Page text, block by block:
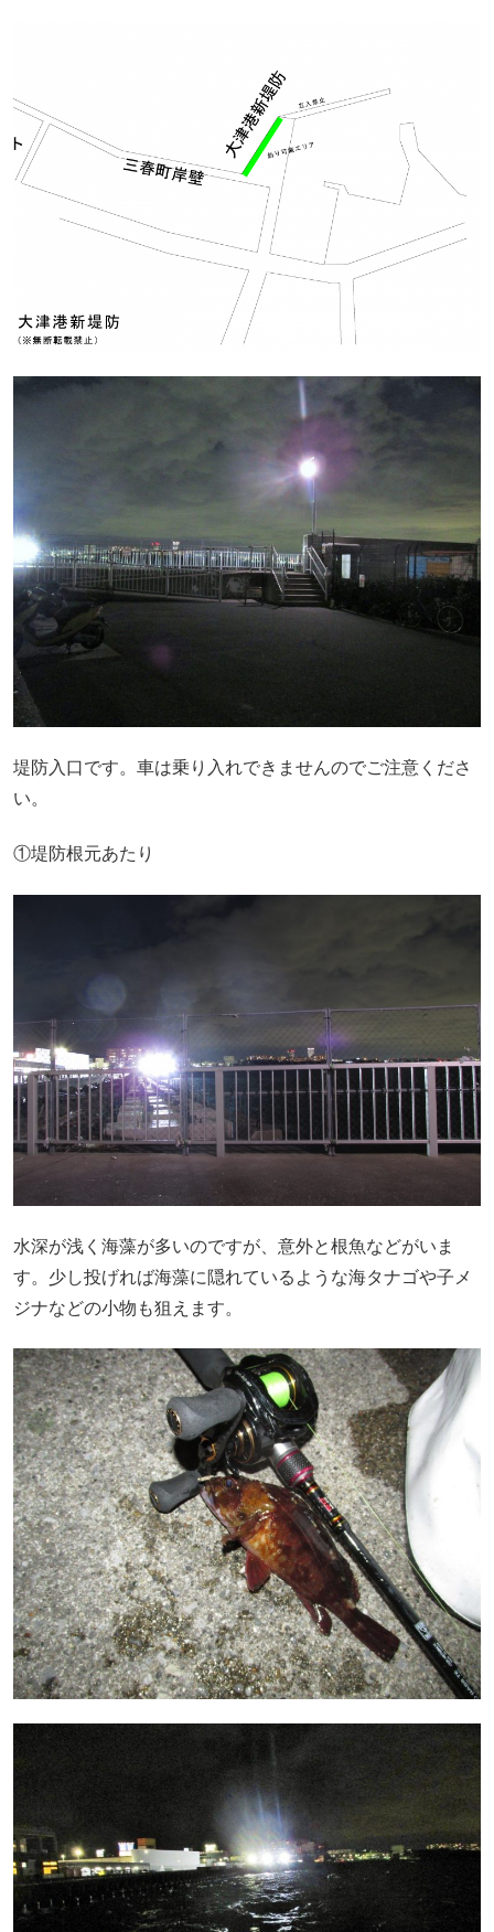
堤防入口です。車は乗り入れできませんのでご注意くださ
い。
①堤防根元あたり
水深が浅く海藻が多いのですが、意外と根魚などがいま
す。少し投げれば海藻に隠れているような海タナゴや子メ
ジナなどの小物も狙えます。